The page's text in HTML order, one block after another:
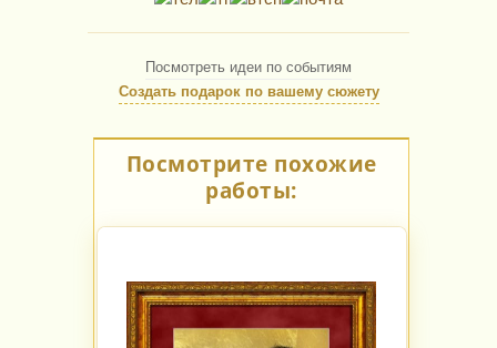
Посмотреть идеи по событиям
Создать подарок по вашему сюжету
Посмотрите похожие
работы: